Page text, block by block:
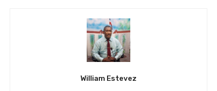
William Estevez